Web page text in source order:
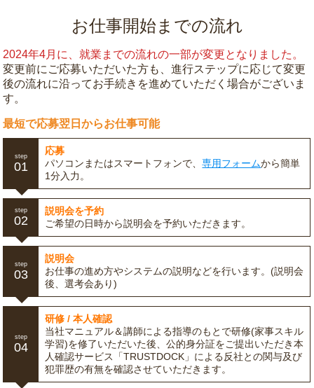
お仕事開始までの流れ
2024年4月に、就業までの流れの一部が変更となりました。
変更前にご応募いただいた方も、進行ステップに応じて変更
後の流れに沿ってお手続きを進めていただく場合がございま
す。
最短で応募翌日からお仕事可能
step
01
応募
パソコンまたはスマートフォンで、専用フォームから簡単
1分入力。
step
02
説明会を予約
ご希望の日時から説明会を予約いただきます。
step
03
説明会
お仕事の進め方やシステムの説明などを行います。(説明会
後、選考会あり)
step
04
研修 / 本人確認
当社マニュアル＆講師による指導のもとで研修(家事スキル
学習)を修了いただいた後、公的身分証をご提出いただき本
人確認サービス「TRUSTDOCK」による反社との関与及び
犯罪歴の有無を確認させていただきます。